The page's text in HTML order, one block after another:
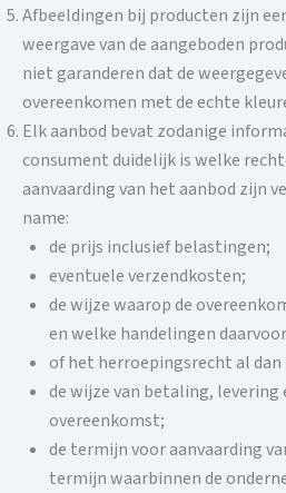
Afbeeldingen bij producten zijn
weergave van de aangeboden
niet garanderen dat de
overeenkomen met de echte
Elk aanbod bevat zodanige
consument duidelijk is welke
aanvaarding van het aanbod zijn
name:
de prijs inclusief belastingen;
eventuele verzendkosten;
de wijze waarop de
en welke handelingen
of het herroepingsrecht al
de wijze van betaling, levering
overeenkomst;
de termijn voor aanvaarding
termijn waarbinnen de